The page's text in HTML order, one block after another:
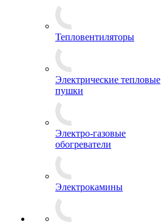
Тепловентиляторы
Электрические тепловые
пушки
Электро-газовые
обогреватели
Электрокамины